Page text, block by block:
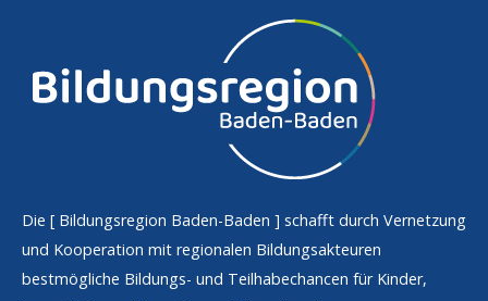
Die [ Bildungsregion Baden-Baden ] schafft durch Vernetzung
und Kooperation mit regionalen Bildungsakteuren
bestmögliche Bildungs- und Teilhabechancen für Kinder,